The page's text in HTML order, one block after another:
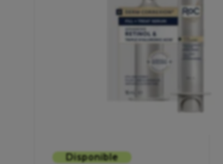
Disponible